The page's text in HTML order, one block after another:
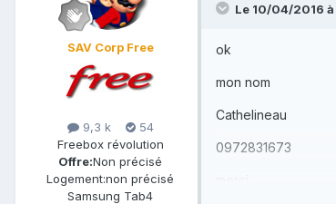
SAV Corp Free
9,3 k
54
Freebox révolution
Offre:Non précisé
Logement:non précisé
Samsung Tab4
Le 10/04/2016 à
ok
mon nom
Cathelineau
0972831673